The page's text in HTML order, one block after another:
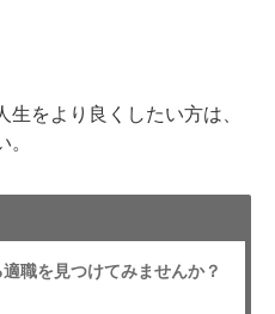
生をより良くしたい方は、
職を見つけてみませんか？